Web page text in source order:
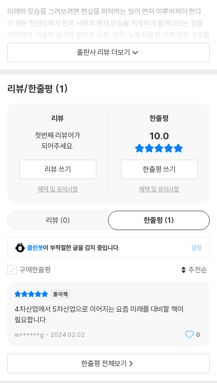
2. 사회 안전망 강화
대한민국 사회 안전망 현황과 과제
사회적 약자보호를 위한 안전
인구 절벽 위기에 대응하는 사회 안전망
3. 지역별 특화 전략 및 지원
지역이 처한 현실과 과제
지역 특화 산업 지원 방안
미래 세대의 교육 방향과 혁신
직업 교육과 평생 교육의 강화
에필로그
미래를 예측하는 것보다 더 중요한 것은
우리가 원하는 미래를 만들어가는 것이다
미래의 모습을 그려보려면 현실을 파악하는 일이 먼저 이루어져야 한다.
이 책은 전반부에서 한국 사회의 현재 모습을 자세하게 들여다보는 길을
따라간다. 기술의 급격한 발전은 사회, 인구, 노동시장 등 거의 모든 구조를
바꾸어왔고 특히 사람들의 가치관을 변화시켰다. 최근에는 기후변화와 환
경문제가 지구 생존의 문제로까지 심각해졌다. 한국 사회가 당면한 문제는
고 있다.
을 짚어내는 데 그치지 않을 것이다. 현재를 분석하는 것과 마찬가지로, 미
래 사회를 전망한다는 것은 사회 구조의 변화 속에서 공동체 인원들의 생
각의 흐름, 욕망의 전환을 짚어내는 작업이기 때문이다. 하드웨어보다 소
프트웨어를 중점적으로 보아야 한다는 시각과 유사하다. 즉 미래사회를 전
망한다는 것은 가치관의 변화, 기술 발전과 사회 구조의 변화, 인구구조와
있다. 이것은 국가, 인종, 지역 등의 구분과 관계없이, 글로벌 시대에 지구
위에 사는 모든 구성원에게 적용되는 변화의 바람이기도 하다.
미래 사회의 가치관은 현대보다 더욱 다양성을 포용하고, 지속 가능하며,
에서 공유됨에 따라 다문화의 영향으로 인해 전통적인 가치관이 쇠퇴하고
회,문화 분야에서 핵심 가치로 자리 잡을 것이다.
4차 산업혁명으로 촉발된 기술발전이 극단적으로 심화되어 사회 구조와
의 모든 영역을 아주 크게 바꿔놓을 것이다.
이 두 요소는 지역소멸이나 국가소멸에 관련된 문제로, 노동시장을 재편시
킬 것이고 경제 각 분야에 큰 영향을 미칠 것이다.
출판사 리뷰 더보기
리뷰/한줄평 1
리뷰
첫번째 리뷰어가
되어주세요.
리뷰 쓰기
혜택 및 유의사항
한줄평
10.0
한줄평 쓰기
혜택 및 유의사항
리뷰 0 한줄평 1
클린봇이 부적절한 글을 감지 중입니다. 설정
구매한줄평 추천순
종이책
4차산업에서 5차산업으로 이어지는 요즘 미래를 대비할 책이
필요합니다.
w******g 2024.02.02. 0
한줄평 전체보기